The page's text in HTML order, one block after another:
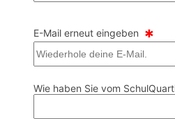
E-Mail erneut eingeben*
Wie haben Sie vom